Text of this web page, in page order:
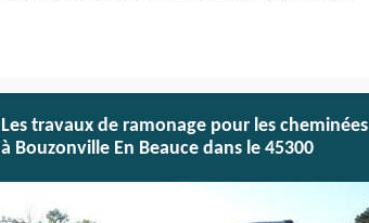
Les travaux de ramonage pour les cheminées
à Bouzonville En Beauce dans le 45300